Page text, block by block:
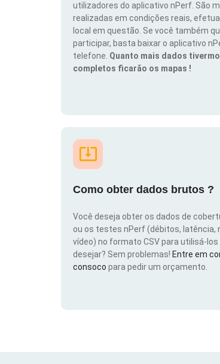
utilizadores do aplicativo nPerf. São
realizadas em condições reais,
local em questão. Se você também
participar, basta baixar o aplicativo
telefone. Quanto mais dados
completos ficarão os mapas !
Como obter dados brutos ?
Você deseja obter os dados de
ou os testes nPerf (débitos, latência,
vídeo) no formato CSV para utilisá-los
desejar? Sem problemas! Entre em
consoco para pedir um orçamento.